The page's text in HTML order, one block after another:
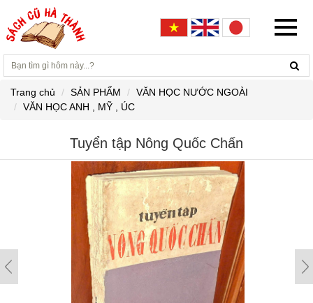
Trang chủ SẢN PHẨM
VĂN HỌC NƯỚC NGOÀI
VĂN HỌC ANH , MỸ , ÚC
Tuyển tập Nông Quốc Chấn